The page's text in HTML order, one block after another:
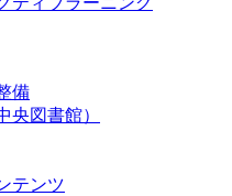
備
央図書館）
テンツ